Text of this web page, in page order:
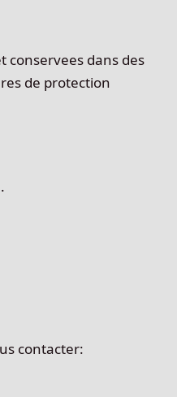
conservees dans des
de protection
contacter: